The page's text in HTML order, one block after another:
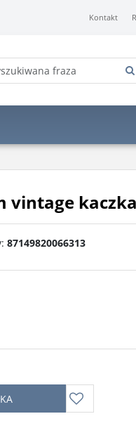
Kontakt
vintage kaczka
: 87149820066313